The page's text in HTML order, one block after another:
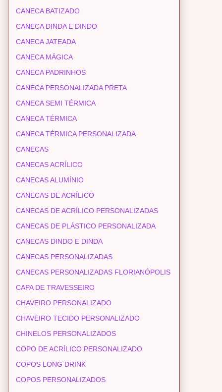
CANECA BATIZADO
CANECA DINDA E DINDO
CANECA JATEADA
CANECA MÁGICA
CANECA PADRINHOS
CANECA PERSONALIZADA PRETA
CANECA SEMI TÉRMICA
CANECA TÉRMICA
CANECA TÉRMICA PERSONALIZADA
CANECAS
CANECAS ACRÍLICO
CANECAS ALUMÍNIO
CANECAS DE ACRÍLICO
CANECAS DE ACRÍLICO PERSONALIZADAS
CANECAS DE PLÁSTICO PERSONALIZADA
CANECAS DINDO E DINDA
CANECAS PERSONALIZADAS
CANECAS PERSONALIZADAS FLORIANÓPOLIS
CAPA DE TRAVESSEIRO
CHAVEIRO PERSONALIZADO
CHAVEIRO TECIDO PERSONALIZADO
CHINELOS PERSONALIZADOS
COPO DE ACRÍLICO PERSONALIZADO
COPOS LONG DRINK
COPOS PERSONALIZADOS